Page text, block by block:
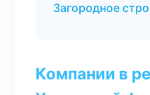
Загородное
Компании в